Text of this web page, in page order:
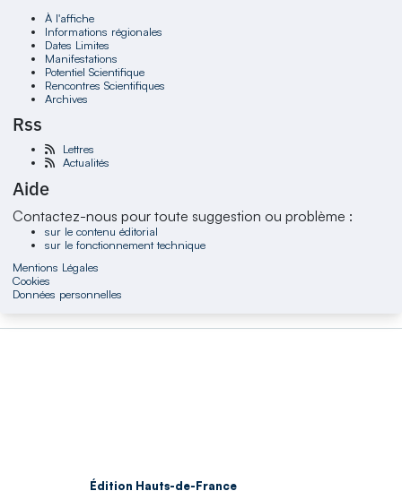
À l'affiche
Informations régionales
Dates Limites
Manifestations
Potentiel Scientifique
Rencontres Scientifiques
Archives
Rss
Lettres
Actualités
Aide
Contactez-nous pour toute suggestion ou problème :
sur le contenu éditorial
sur le fonctionnement technique
Mentions Légales
Cookies
Données personnelles
Édition Hauts-de-France